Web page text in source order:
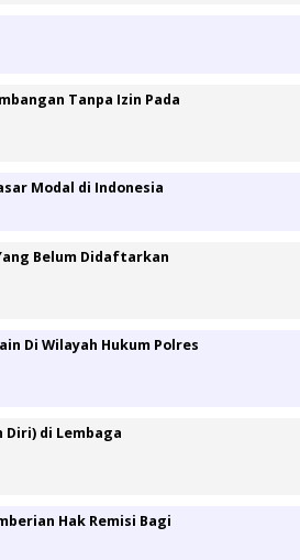
Tanpa Izin Pada
Modal di Indonesia
Belum Didaftarkan
Di Wilayah Hukum Polres
Diri) di Lembaga
Hak Remisi Bagi